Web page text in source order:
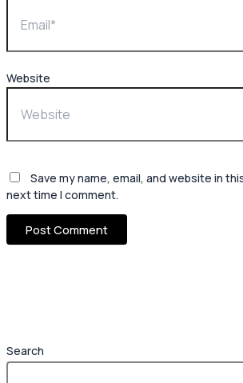
Search
Website
Save my name, email, and website in
next time I comment.